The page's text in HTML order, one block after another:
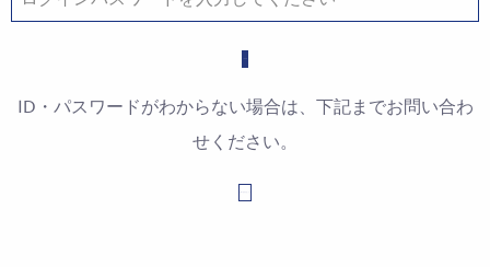
ID・パスワードがわからない場合は、下記までお問い合わ
せください。